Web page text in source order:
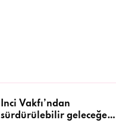
İnci Vakfı’ndan
sürdürülebilir geleceğe